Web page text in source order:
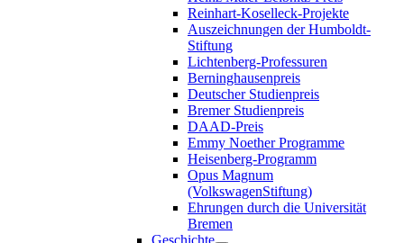
Reinhart-Koselleck-Projekte
Auszeichnungen der Humboldt-
Stiftung
Lichtenberg-Professuren
Berninghausenpreis
Deutscher Studienpreis
Bremer Studienpreis
DAAD-Preis
Emmy Noether Programme
Heisenberg-Programm
Opus Magnum
(VolkswagenStiftung)
Ehrungen durch die Universität
Bremen
Geschichte